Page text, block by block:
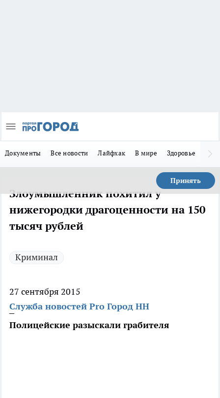
Документы Все новости Лайфхак В мире Здоровье
Принять
Злоумышленник похитил у
нижегородки драгоценности на 150
тысяч рублей
Криминал
27 сентября 2015
Служба новостей Pro Город НН
Полицейские разыскали грабителя